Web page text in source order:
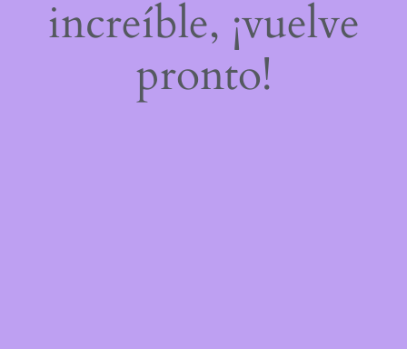
increíble, ¡vuelve
pronto!